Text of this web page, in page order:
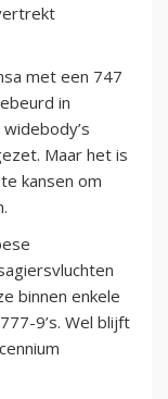
met een 747
in
Maar het is
kansen om
binnen enkele
9’s. Wel blijft